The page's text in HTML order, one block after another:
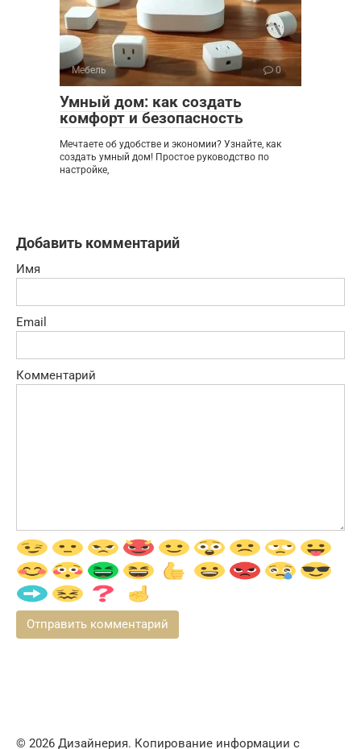
Мебель 0
Умный дом: как создать
комфорт и безопасность
Мечтаете об удобстве и экономии? Узнайте, как
создать умный дом! Простое руководство по
настройке,
Добавить комментарий
Имя
Email
Комментарий
© 2026 Дизайнерия. Копирование информации с